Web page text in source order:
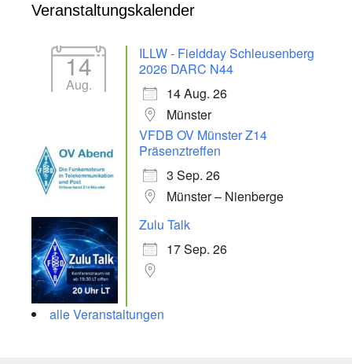
Veranstaltungskalender
14
Aug.
ILLW - Fieldday Schleusenberg
2026 DARC N44
14 Aug. 26
Münster
VFDB OV Münster Z14
Präsenztreffen
3 Sep. 26
Münster – Nienberge
Zulu Talk
17 Sep. 26
alle Veranstaltungen